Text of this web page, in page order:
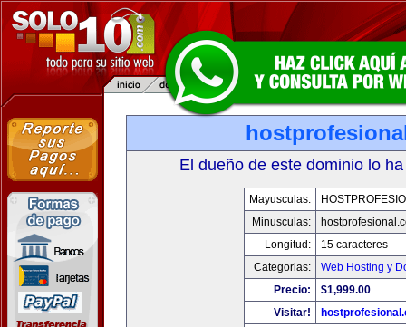
El dueño de este dominio lo
Mayusculas:
Minusculas:
Longitud:
15 caracteres
Categorias:
Web Hosting y
Precio:
$1,999.00
Visitar!